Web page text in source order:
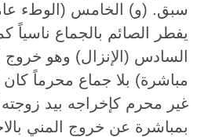
سبق. (و) الخامس (الوطء
يفطر الصائم بالجماع ناسياً
السادس (الإنزال) وهو
مباشرة) بلا جماع محرماً كان
غير محرم كإخراجه بيد زوجته
بمباشرة عن خروج المني